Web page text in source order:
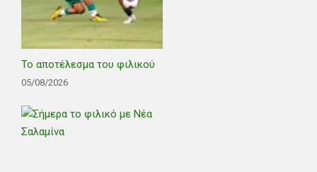
Το αποτέλεσμα του φιλικού
05/08/2026